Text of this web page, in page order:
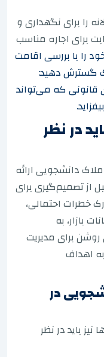
را برای نگهداری و
برای اجاره مناسب
را با بررسی اقامت
گسترش دهید:
قانونی که می‌تواند
در نظر
دانشجویی ارائه
از تصمیم‌گیری برای
خطرات احتمالی،
بازار، به
برای مدیریت
اهداف
در
باید در نظر